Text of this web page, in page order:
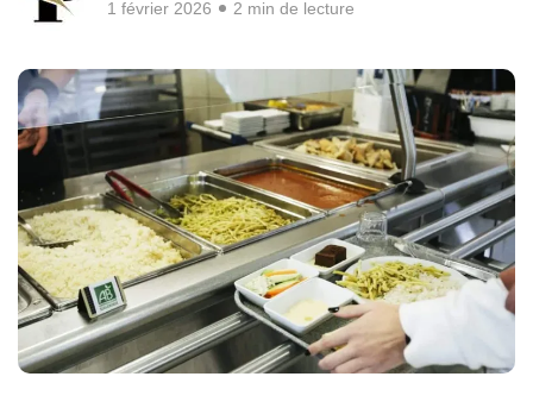
1 février 2026 2 min de lecture